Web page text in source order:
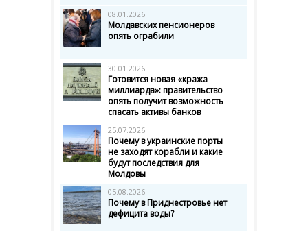
08.01.2026
Молдавских пенсионеров
опять ограбили
30.01.2026
Готовится новая «кража
миллиарда»: правительство
опять получит возможность
спасать активы банков
25.07.2026
Почему в украинские порты
не заходят корабли и какие
будут последствия для
Молдовы
05.08.2026
Почему в Приднестровье нет
дефицита воды?